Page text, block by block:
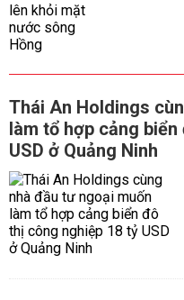
Thái An Holdings
làm tổ hợp cảng
USD ở Quảng Ninh